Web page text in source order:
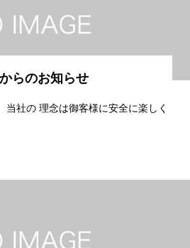
らのお知らせ
社の 理念は御客様に安全に楽しく